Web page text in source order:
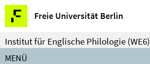
Springe
direkt
zu
Inhalt
Freie Universität Berlin
Service-
Navigation
Institut für Englische Philologie (WE6)
MENÜ